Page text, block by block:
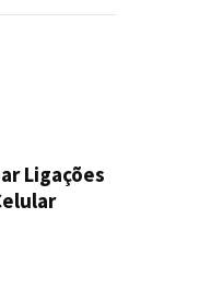
Ligações